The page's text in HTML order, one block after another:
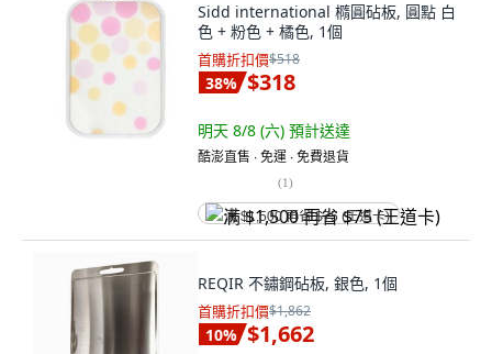
Sidd international 橢圓砧板, 圓點 白
色 + 粉色 + 橘色, 1個
首購折扣價$518
38% $318
明天 8/8 (六) 預計送達
酷澎直售 ∙ 免運 ∙ 免費退貨
(1)
满 $1,500 再省 $75 (王道卡)
REQIR 不鏽鋼砧板, 銀色, 1個
首購折扣價$1,862
10% $1,662